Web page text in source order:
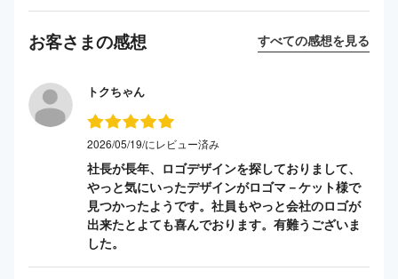
お客さまの感想 すべての感想を見る
トクちゃん
2026/05/19/にレビュー済み
社長が長年、ロゴデザインを探しておりまして、
やっと気にいったデザインがロゴマ－ケット様で
見つかったようです。社員もやっと会社のロゴが
出来たとよても喜んでおります。有難うございま
した。